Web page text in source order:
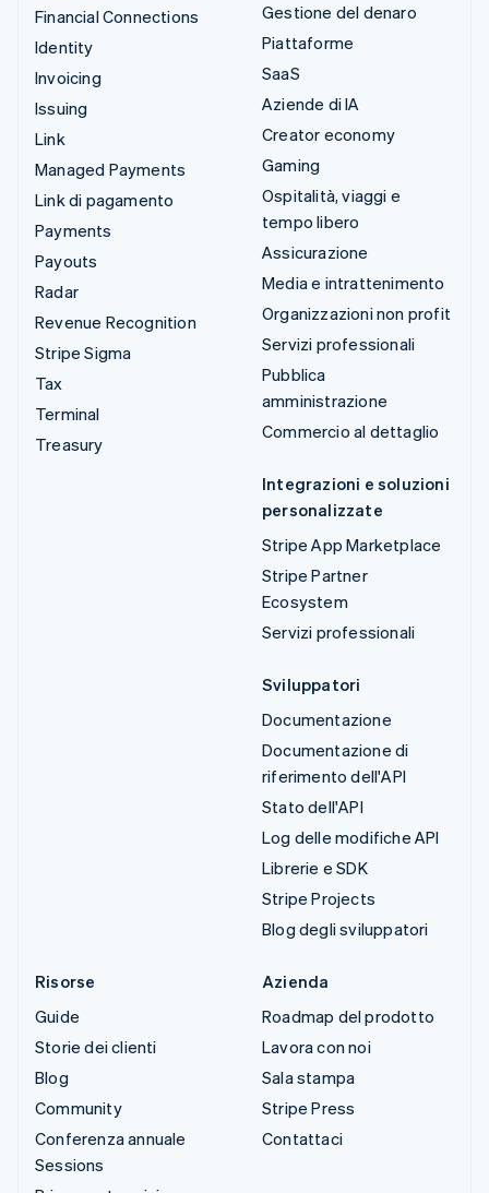
Financial Connections
Identity
Invoicing
Issuing
Link
Managed Payments
Link di pagamento
Payments
Payouts
Radar
Revenue Recognition
Stripe Sigma
Tax
Terminal
Treasury
Gestione del denaro
Piattaforme
SaaS
Aziende di IA
Creator economy
Gaming
Ospitalità, viaggi e
tempo libero
Assicurazione
Media e intrattenimento
Organizzazioni non profit
Servizi professionali
Pubblica
amministrazione
Commercio al dettaglio
Integrazioni e soluzioni
personalizzate
Stripe App Marketplace
Stripe Partner
Ecosystem
Servizi professionali
Sviluppatori
Documentazione
Documentazione di
riferimento dell'API
Stato dell'API
Log delle modifiche API
Librerie e SDK
Stripe Projects
Blog degli sviluppatori
Risorse
Guide
Storie dei clienti
Blog
Community
Conferenza annuale
Sessions
Azienda
Roadmap del prodotto
Lavora con noi
Sala stampa
Stripe Press
Contattaci